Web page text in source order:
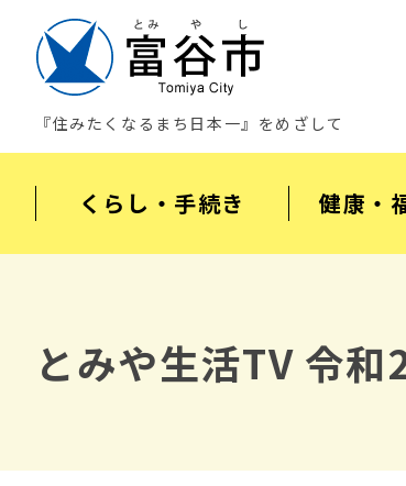
『住みたくなるまち日本一』をめざして
くらし・手続き 健康・
とみや生活TV 令和